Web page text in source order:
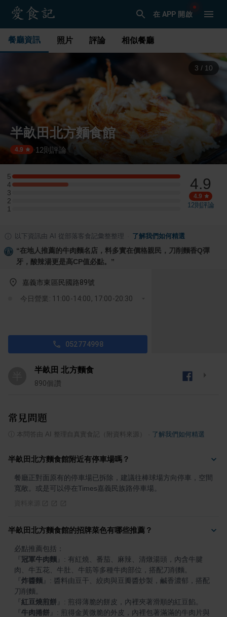
在 APP 開啟
餐廳資訊 照片 評論 相似餐廳
3 / 10
半畝田北方麵食館
4.9 ·12 則評論
5
5 星：3 則評論
4
4 星：1 則評論
3
3 星：0 則評論
2
2 星：0 則評論
1
1 星：0 則評論
4.9
4.9
12則評論
以下資訊由 AI 從部落客食記彙整整理 了解我們如何精選
“在地人推薦的牛肉麵名店，料多實在價格親民，刀削麵香Q彈
牙，酸辣湯更是高CP值必點。 ”
嘉義市東區民國路89號
今日營業: 11:00-14:00, 17:00-20:30
052774998
半畝田 北方麵食
890個讚
常見問題
本問答由 AI 整理自真實食記（附資料來源） 了解我們如何精選
半畝田北方麵食館附近有停車場嗎？
餐廳正對面原有的停車場已拆除，建議往棒球場方向停車，空間
寬敞。或是可以停在Times嘉義民族路停車場。
半畝田北方麵食館的招牌菜色有哪些推薦？
冠軍牛肉麵
: 有紅燒、番茄、麻辣、清燉湯頭，內含牛腱
炸醬麵
: 醬料由豆干、絞肉與豆瓣醬炒製，鹹香濃郁，搭配
紅豆燒煎餅
牛肉捲餅
: 煎得金黃微脆的外皮，內裡包著滿滿的牛肉片與